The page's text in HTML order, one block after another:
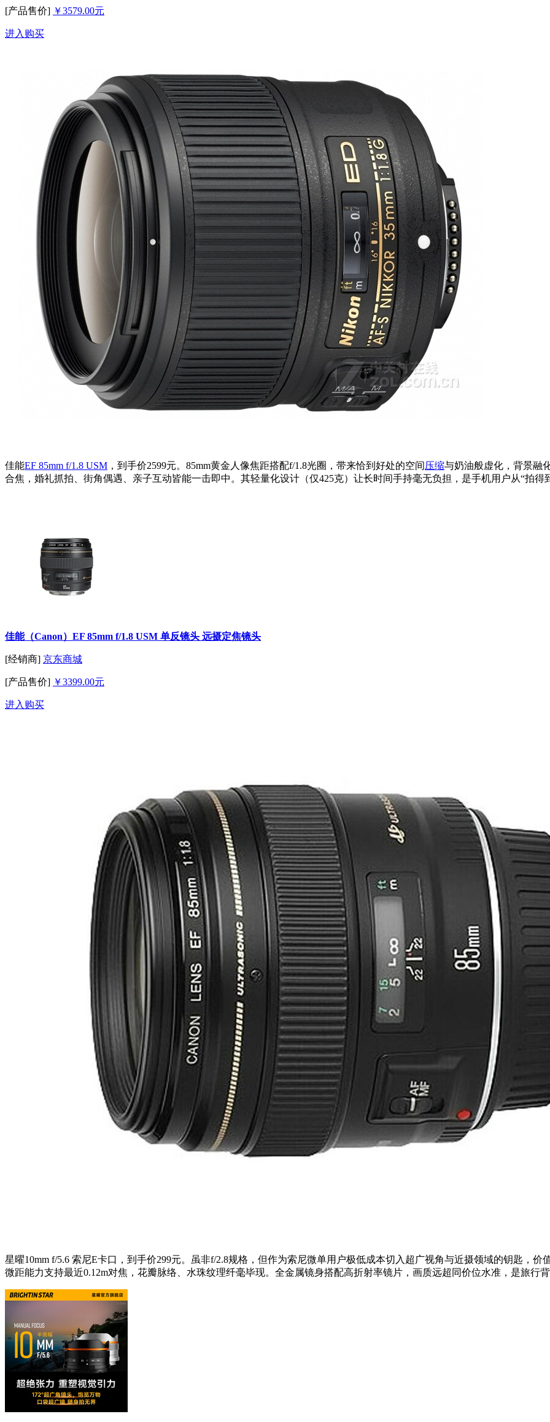
[产品售价] ￥3579.00元
进入购买
佳能EF 85mm f/1.8 USM ，到手价2599元。85mm黄金人像焦距搭配f/1.8光圈，带来恰到好处的空间压缩与奶油般虚化，背景融
合焦，婚礼抓拍、街角偶遇、亲子互动皆能一击即中。其轻量化设计（仅425克）让长时间手持毫无负担，是手机用户从“拍得
佳能（Canon）EF 85mm f/1.8 USM 单反镜头 远摄定焦镜头
[经销商] 京东商城
[产品售价] ￥3399.00元
进入购买
星曜10mm f/5.6 索尼E卡口，到手价299元。虽非f/2.8规格，但作为索尼微单用户极低成本切入超广视角与近摄领域的钥匙，价
微距能力支持最近0.12m对焦，花瓣脉络、水珠纹理纤毫毕现。全金属镜身搭配高折射率镜片，画质远超同价位水准，是旅行